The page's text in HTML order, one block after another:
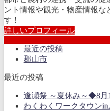
ント情報や観光・物産情報な
す！
詳しいプロフィール
最近の投稿
郡山市
最近の投稿
逢瀬祭 ～夏休み～◆8月
わくわくワークタウン